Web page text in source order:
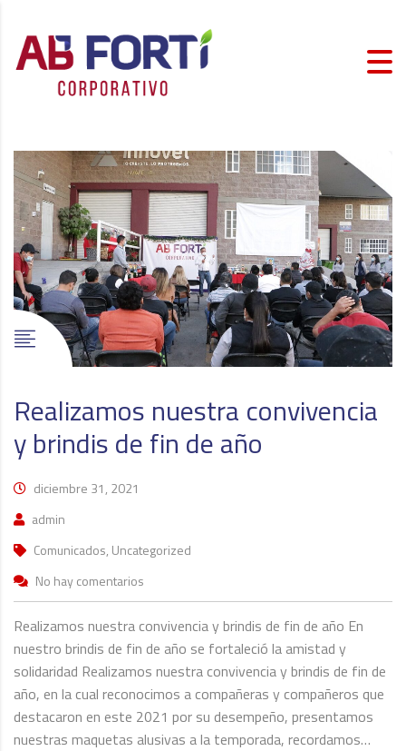
Realizamos nuestra convivencia
y brindis de fin de año
diciembre 31, 2021
admin
Comunicados, Uncategorized
No hay comentarios
Realizamos nuestra convivencia y brindis de fin de año En
nuestro brindis de fin de año se fortaleció la amistad y
solidaridad Realizamos nuestra convivencia y brindis de fin de
año, en la cual reconocimos a compañeras y compañeros que
destacaron en este 2021 por su desempeño, presentamos
nuestras maquetas alusivas a la temporada, recordamos…